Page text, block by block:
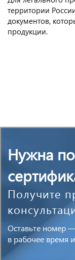
территории
документов,
продукции.
Нужна
Получите
Оставьте номер
в рабочее время